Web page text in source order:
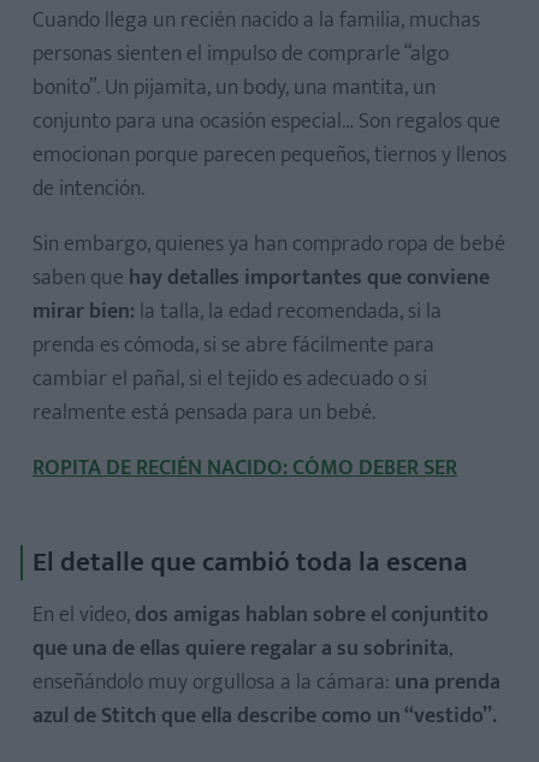
Cuando llega un recién nacido a la familia, muchas
personas sienten el impulso de comprarle “algo
bonito”. Un pijamita, un body, una mantita, un
conjunto para una ocasión especial… Son regalos que
emocionan porque parecen pequeños, tiernos y llenos
de intención.
Sin embargo, quienes ya han comprado ropa de bebé
saben que hay detalles importantes que conviene
mirar bien: la talla, la edad recomendada, si la
prenda es cómoda, si se abre fácilmente para
cambiar el pañal, si el tejido es adecuado o si
realmente está pensada para un bebé.
ROPITA DE RECIÉN NACIDO: CÓMO DEBER SER
El detalle que cambió toda la escena
En el video,dos amigas hablan sobre el conjuntito
que una de ellas quiere regalar a su sobrinita,
enseñándolo muy orgullosa a la cámara: una prenda
azul de Stitch que ella describe como un “vestido”.